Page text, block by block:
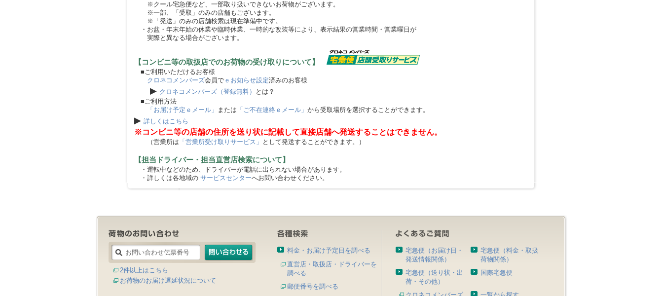
※クール宅急便など、一部取り扱いできないお荷物がございます。
※一部、「受取」のみの店舗もございます。
※「発送」のみの店舗検索は現在準備中です。
・お盆・年末年始の休業や臨時休業、一時的な改装等により、表示結果の営業時間・営業曜日が
実際と異なる場合がございます。
【コンビニ等の取扱店でのお荷物の受け取りについて】
■ご利用いただけるお客様
クロネコメンバーズ会員で ｅお知らせ設定済みのお客様
▶ クロネコメンバーズ（登録無料）
とは？
■ご利用方法
「お届け予定ｅメール」 または 「ご不在連絡ｅメール」 から受取場所を選択することができます。
▶ 詳しくはこちら
※コンビニ等の店舗の住所を送り状に記載して直接店舗へ発送することはできません。
（営業所は 「営業所受け取りサービス」 として発送することができます。）
【担当ドライバー・担当直営店検索について】
・運転中などのため、ドライバーが電話に出られない場合があります。
・詳しくは各地域の サービスセンターへお問い合わせください。
2件以上はこちら
お荷物のお届け遅延状況について
料金・お届け予定日を調べる
直営店・取扱店・ドライバーを
調べる
郵便番号を調べる
宅急便（お届け日・
発送情報関係）
宅急便（料金・取扱
荷物関係）
宅急便（送り状・出
荷・その他）
国際宅急便